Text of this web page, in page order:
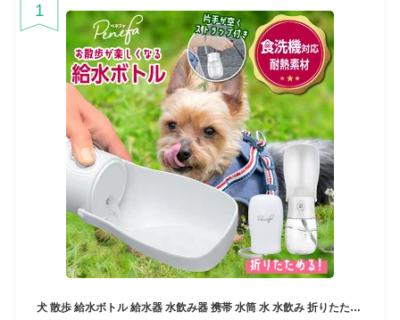
1
犬 散歩 給水ボトル 給水器 水飲み器 携帯 水筒 水 水飲み 折りたたみ ペットウォーターボトル 水飲み用ボトル 外出 コンパクト 携帯 持ち運び 旅行 犬グッズ ペットボトル 300ml 550ml 折り畳み 猫 子犬 おでかけ用品 お散歩グッズ 熱中症対策